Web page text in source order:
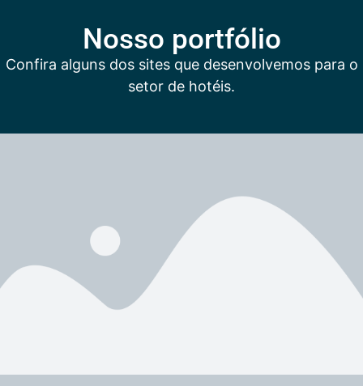
Nosso portfólio
Confira alguns dos sites que desenvolvemos para o
setor de hotéis.